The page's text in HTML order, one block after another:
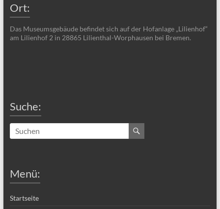
Ort:
Das Museumsgebäude befindet sich auf der Hofanlage „Lilienhof“
am Lilienhof 2 in 28865 Lilienthal-Worphausen bei Bremen.
Suche:
Menü:
Startseite